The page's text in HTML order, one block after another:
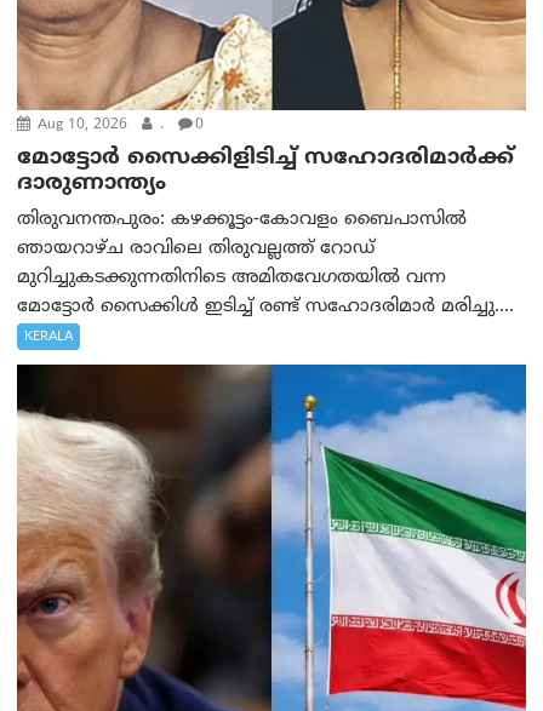
Aug 10, 2026 . 0
മോട്ടോര്‍ സൈക്കിളിടിച്ച് സഹോദരിമാര്‍ക്ക്
ദാരുണാന്ത്യം
തിരുവനന്തപുരം: കഴക്കൂട്ടം-കോവളം ബൈപാസിൽ
ഞായറാഴ്ച രാവിലെ തിരുവല്ലത്ത് റോഡ്
മുറിച്ചുകടക്കുന്നതിനിടെ അമിതവേഗതയിൽ വന്ന
മോട്ടോർ സൈക്കിൾ ഇടിച്ച് രണ്ട് സഹോദരിമാർ മരിച്ചു....
KERALA